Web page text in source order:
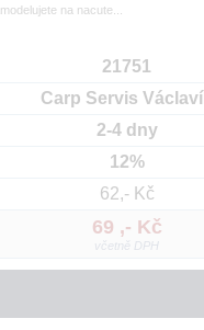
na nacute...
21751
Carp Servis
2-4 dny
12%
62,- Kč
69 ,- Kč
včetně DPH